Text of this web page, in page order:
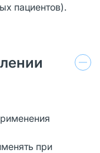
пациентов).
при